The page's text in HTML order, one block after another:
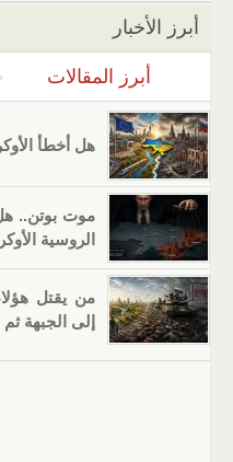
أبرز الأخبار
أبرز المقالات
هل أخطأ
موت بوتن..
الروسية
من يقتل
إلى الجبهة